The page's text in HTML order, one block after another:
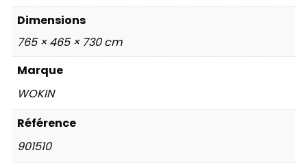
Dimensions
765 × 465 × 730 cm
Marque
WOKIN
Référence
901510